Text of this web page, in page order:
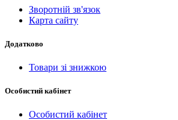
Зворотній зв'язок
Карта сайту
Додатково
Товари зі знижкою
Особистий кабінет
Особистий кабінет